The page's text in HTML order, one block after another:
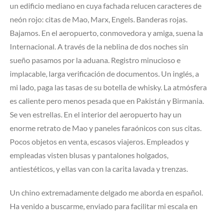
un edificio mediano en cuya fachada relucen caracteres de
neón rojo: citas de Mao, Marx, Engels. Banderas rojas.
Bajamos. En el aeropuerto, conmovedora y amiga, suena la
Internacional. A través de la neblina de dos noches sin
sueño pasamos por la aduana. Registro minucioso e
implacable, larga verificación de documentos. Un inglés, a
mi lado, paga las tasas de su botella de whisky. La atmósfera
es caliente pero menos pesada que en Pakistán y Birmania.
Se ven estrellas. En el interior del aeropuerto hay un
enorme retrato de Mao y paneles faraónicos con sus citas.
Pocos objetos en venta, escasos viajeros. Empleados y
empleadas visten blusas y pantalones holgados,
antiestéticos, y ellas van con la carita lavada y trenzas.
Un chino extremadamente delgado me aborda en español.
Ha venido a buscarme, enviado para facilitar mi escala en